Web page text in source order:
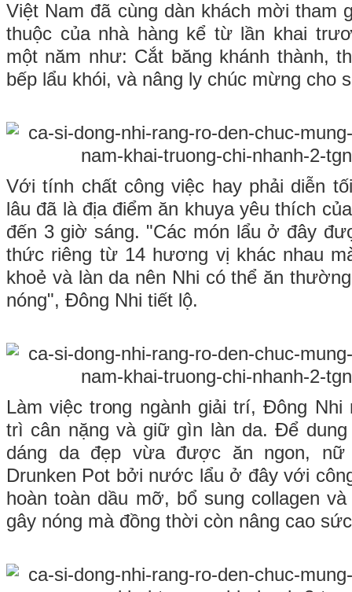
Việt Nam đã cùng dàn khách mời tham
thuộc của nhà hàng kể từ lần khai
một năm như: Cắt băng khánh thành,
bếp lẩu khói, và nâng ly chúc mừng cho
Với tính chất công việc hay phải diễn
lâu đã là địa điểm ăn khuya yêu thích
đến 3 giờ sáng. "Các món lẩu ở đây
thức riêng từ 14 hương vị khác nhau
khoẻ và làn da nên Nhi có thể ăn
nóng", Đông Nhi tiết lộ.
Làm việc trong ngành giải trí, Đông Nhi
trì cân nặng và giữ gìn làn da. Để
dáng da đẹp vừa được ăn ngon,
Drunken Pot bởi nước lẩu ở đây với
hoàn toàn dầu mỡ, bổ sung collagen
gây nóng mà đồng thời còn nâng cao